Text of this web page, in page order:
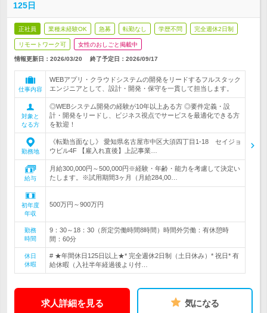
125日
正社員 業種未経験OK 急募 転勤なし 学歴不問 完全週休2日制
リモートワーク可 女性のおしごと掲載中
情報更新日：2026/03/20 終了予定日： 2026/09/17
仕事内容
WEBアプリ・クラウドシステムの開発をリードするフルスタック
エンジニアとして、設計・開発・保守を一貫して担当します。
対象と
なる方
◎WEBシステム開発の経験が10年以上ある方 ◎要件定義・設
計・開発をリードし、ビジネス視点でサービスを最適化できる方
を歓迎！
勤務地
《転勤当面なし》 愛知県名古屋市中区大須四丁目1-18 セイジョ
ウビル4F 【雇入れ直後】上記事業…
給与
月給300,000円～500,000円※経験・年齢・能力を考慮して決定い
たします。※試用期間3ヶ月（月給284,00…
初年度
年収
500万円～900万円
勤務
時間
9：30～18：30（所定労働時間8時間）時間外労働：有休憩時
間：60分
休日
休暇
# ★年間休日125日以上★* 完全週休2日制（土日休み）* 祝日* 有
給休暇（入社半年経過後より付…
求人詳細を見る 気になる